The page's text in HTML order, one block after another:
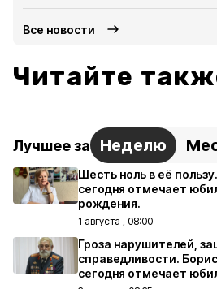
Все новости
Читайте
Лучшее за Неделю
Шесть ноль в её
сегодня отмечает
рождения.
1 августа , 08:00
Гроза нарушителей,
справедливости.
сегодня отмечает